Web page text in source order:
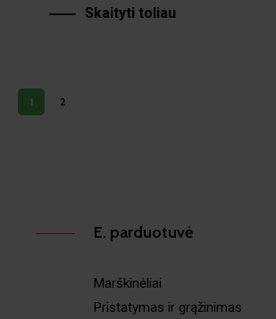
Skaityti toliau
1 2
E. parduotuvė
Marškinėliai
Pristatymas ir grąžinimas